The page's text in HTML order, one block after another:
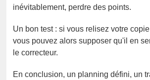
inévitablement, perdre des points.
Un bon test : si vous relisez votre
vous pouvez alors supposer qu'il en
le correcteur.
En conclusion, un planning défini, un